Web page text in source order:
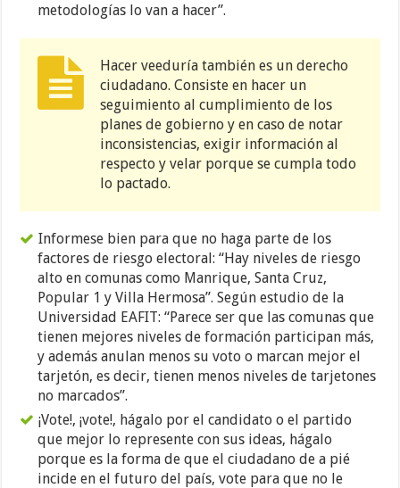
metodologías lo van a hacer”.
Hacer veeduría también es un derecho
ciudadano. Consiste en hacer un
seguimiento al cumplimiento de los
planes de gobierno y en caso de notar
inconsistencias, exigir información al
respecto y velar porque se cumpla todo
lo pactado.
Informese bien para que no haga parte de los
factores de riesgo electoral: “Hay niveles de riesgo
alto en comunas como Manrique, Santa Cruz,
Popular 1 y Villa Hermosa”. Según estudio de la
Universidad EAFIT: “Parece ser que las comunas que
tienen mejores niveles de formación participan más,
y además anulan menos su voto o marcan mejor el
tarjetón, es decir, tienen menos niveles de tarjetones
no marcados”.
¡Vote!, ¡vote!, hágalo por el candidato o el partido
que mejor lo represente con sus ideas, hágalo
porque es la forma de que el ciudadano de a pié
incide en el futuro del país, vote para que no le